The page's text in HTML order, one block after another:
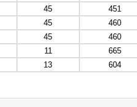
45
451
45
460
45
460
11
665
13 604